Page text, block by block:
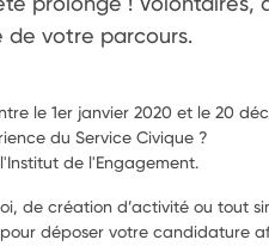
de votre parcours.
le 1er janvier 2020 et le 20
du Service Civique ?
de l'Engagement.
de création d’activité ou tout
déposer votre candidature